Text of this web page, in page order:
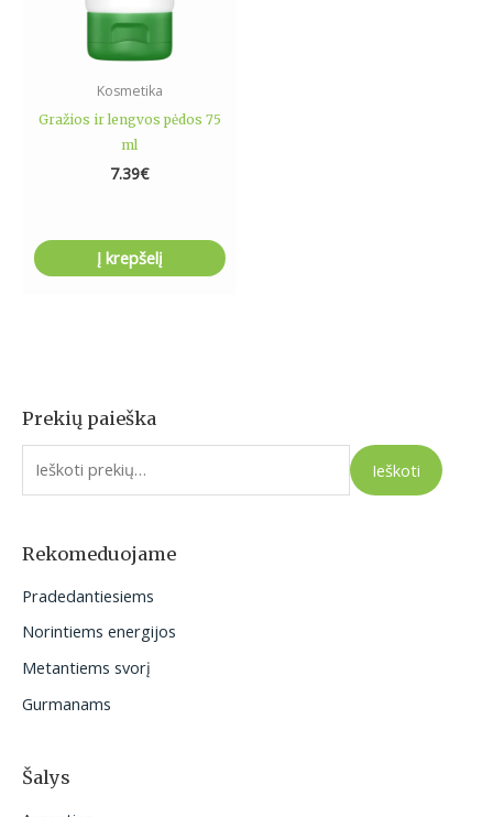
Prekių paieška
I
e
o
:
Ieškoti
Rekomeduojame
Pradedantiesiems
Norintiems energijos
Metantiems svorį
Gurmanams
Šalys
Kosmetika
Gražios ir lengvos pėdos 75
ml
7.39€
Į krepšelį